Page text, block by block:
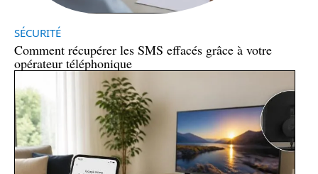
SÉCURITÉ
Comment récupérer les SMS effacés grâce à votre
opérateur téléphonique